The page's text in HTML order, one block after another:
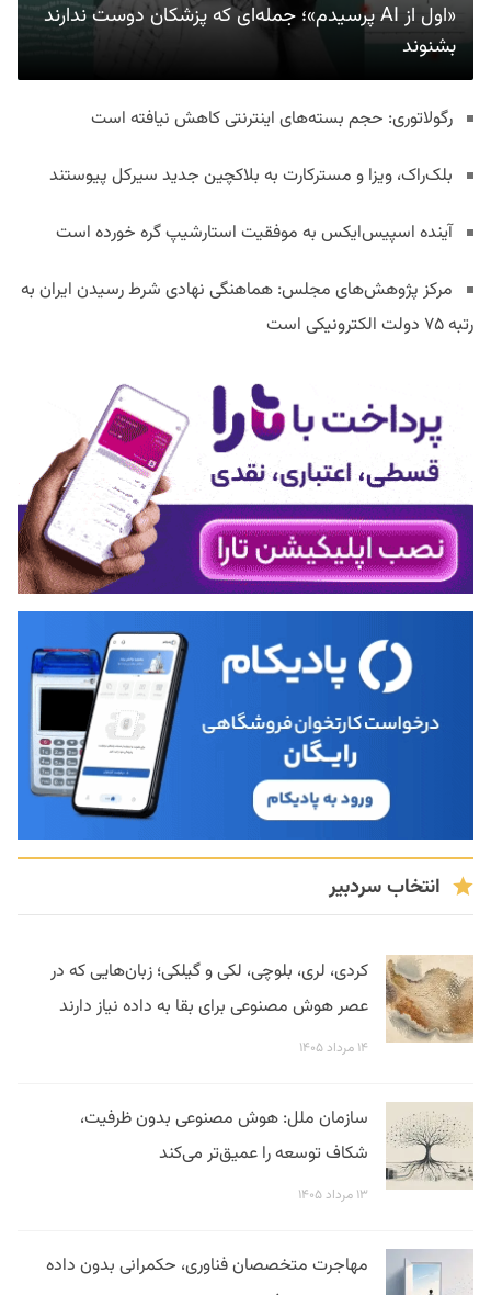
«اول از AI پرسیدم»؛ جمله‌ای که پزشکان دوست ندارند
بشنوند
رگولاتوری: حجم بسته‌های اینترنتی کاهش نیافته است
بلک‌راک، ویزا و مسترکارت به بلاکچین جدید سیرکل پیوستند
آینده اسپیس‌ایکس به موفقیت استارشیپ گره خورده است
مرکز پژوهش‌های مجلس: هماهنگی نهادی شرط رسیدن ایران به
رتبه ۷۵ دولت الکترونیکی است
انتخاب سردبیر
کردی، لری، بلوچی، لکی و گیلکی؛ زبان‌هایی که در
عصر هوش مصنوعی برای بقا به داده نیاز دارند
۱۴ مرداد ۱۴۰۵
سازمان ملل: هوش مصنوعی بدون ظرفیت،
شکاف توسعه را عمیق‌تر می‌کند
۱۳ مرداد ۱۴۰۵
مهاجرت متخصصان فناوری، حکمرانی بدون داده